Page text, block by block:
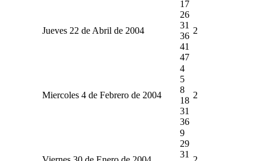
Jueves 22 de Abril de 2004
17
26
31
36
41
47
2
Miercoles 4 de Febrero de 2004
4
5
8
18
31
36
2
9
29
31